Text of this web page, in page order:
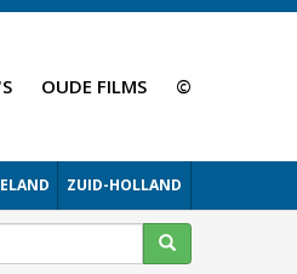
OUDE FILMS ©
ZUID-HOLLAND